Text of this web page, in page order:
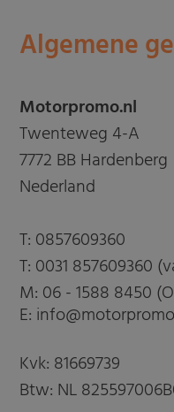
Algemene
Motorpromo.nl
Twenteweg 4-A
7772 BB Hardenberg
Nederland
T: 0857609360
T: 0031 857609360
M: 06 - 1588 8450
E:
Kvk: 81669739
Btw: NL